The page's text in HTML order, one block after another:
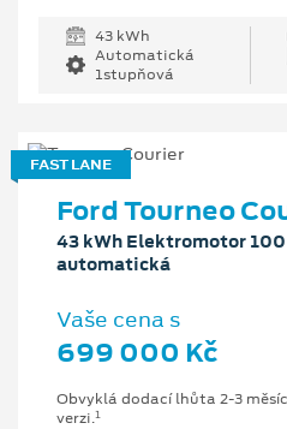
43 kWh
Automatická
1stupňová
FAST LANE
Ford Tourneo
43 kWh Elektromotor
automatická
Vaše cena s
699 000 Kč
Obvyklá dodací lhůta 2-3
verzi.1